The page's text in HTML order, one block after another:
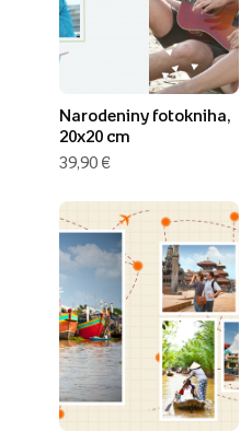
Narodeniny fotokniha,
20x20 cm
39,90 €